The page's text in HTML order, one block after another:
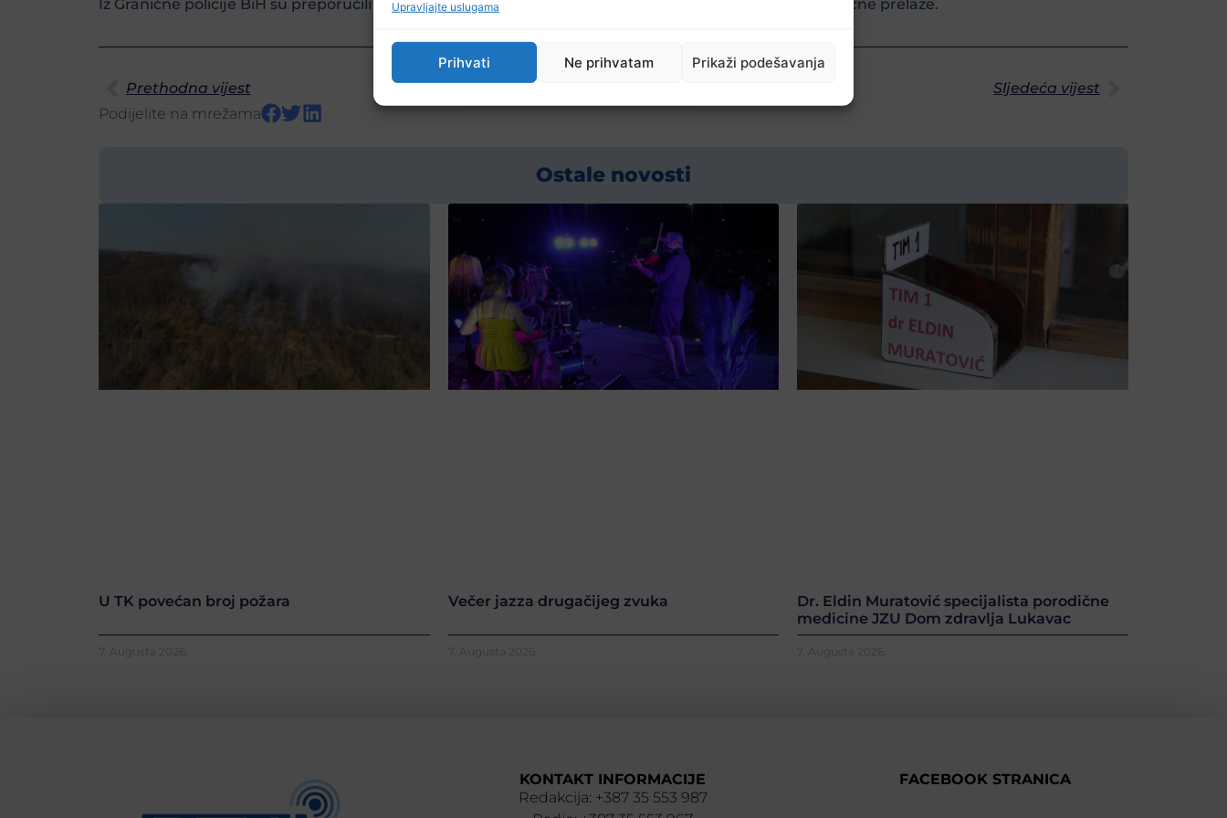
Upravljajte uslugama
Prihvati Ne prihvatam Prikaži podešavanja
Iz Granične policije BiH su preporučili putnicima da za vrijeme ljetne sezone koriste alternativne granične prelaze.
Prethodna vijest
Sljedeća vijest
Podijelite na mrežama
Ostale novosti
U TK povećan broj požara
7. Augusta 2026.
Večer jazza drugačijeg zvuka
7. Augusta 2026.
Dr. Eldin Muratović specijalista porodične
medicine JZU Dom zdravlja Lukavac
7. Augusta 2026.
KONTAKT INFORMACIJE
Redakcija: +387 35 553 987
FACEBOOK STRANICA